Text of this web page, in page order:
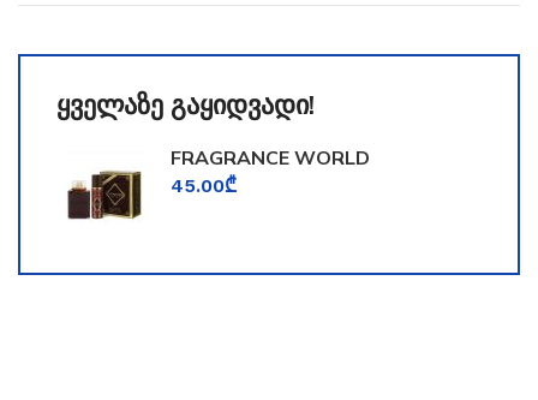
ყველაზე გაყიდვადი!
FRAGRANCE WORLD
TOOMFORD
45.00₾